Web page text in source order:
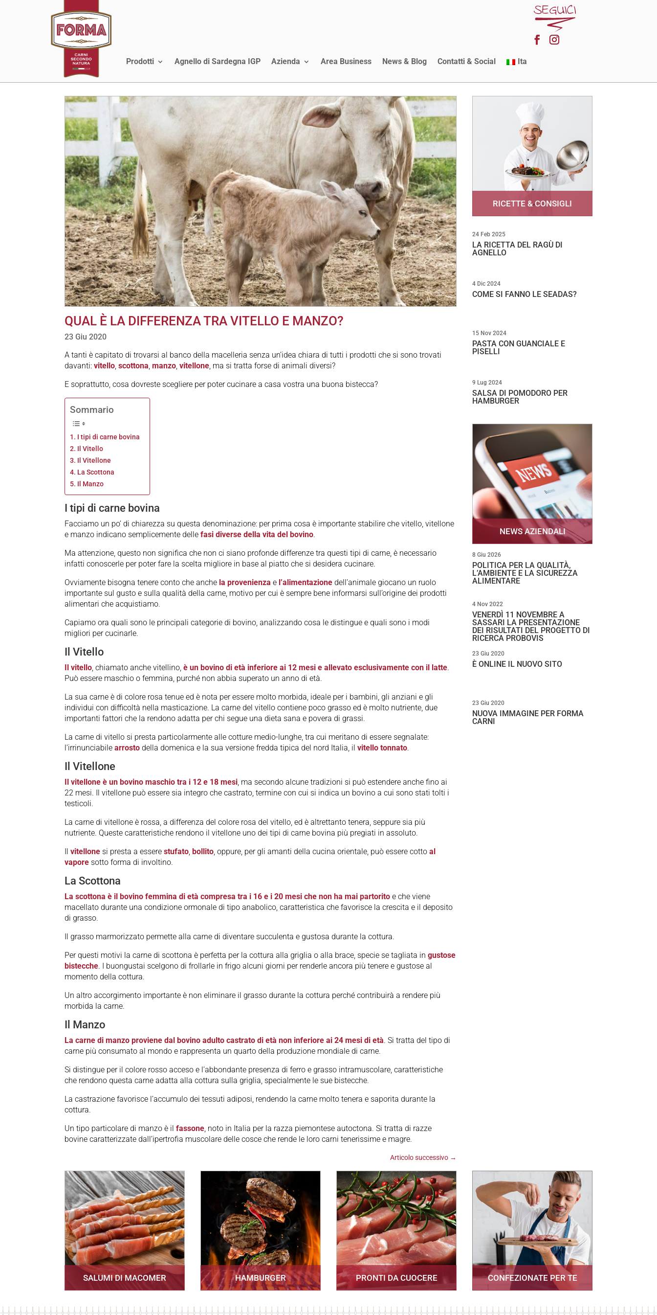
Prodotti Agnello di Sardegna IGP Azienda Area Business News & Blog Contatti & Social Ita
QUAL È LA DIFFERENZA TRA VITELLO E MANZO?
23 Giu 2020
A tanti è capitato di trovarsi al banco della macelleria senza un’idea chiara di tutti i prodotti che si sono trovati
davanti: vitello scottona manzo vitellone , ma si tratta forse di animali diversi?
E soprattutto, cosa dovreste scegliere per poter cucinare a casa vostra una buona bistecca?
Sommario
I tipi di carne bovina
Il Vitello
Il Vitellone
La Scottona
Il Manzo
I tipi di carne bovina
Facciamo un po’ di chiarezza su questa denominazione: per prima cosa è importante stabilire che vitello, vitellone
e manzo indicano semplicemente delle fasi diverse della vita del bovino.
Ma attenzione, questo non significa che non ci siano profonde differenze tra questi tipi di carne, è necessario
infatti conoscerle per poter fare la scelta migliore in base al piatto che si desidera cucinare.
Ovviamente bisogna tenere conto che anche la provenienza e l’alimentazione dell’animale giocano un ruolo
importante sul gusto e sulla qualità della carne, motivo per cui è sempre bene informarsi sull’origine dei prodotti
alimentari che acquistiamo.
Capiamo ora quali sono le principali categorie di bovino, analizzando cosa le distingue e quali sono i modi
migliori per cucinarle.
Il Vitello
Il vitello , chiamato anche vitellino, è un bovino di età inferiore ai 12 mesi e allevato esclusivamente con il latte.
Può essere maschio o femmina, purché non abbia superato un anno di età.
La sua carne è di colore rosa tenue ed è nota per essere molto morbida, ideale per i bambini, gli anziani e gli
individui con difficoltà nella masticazione. La carne del vitello contiene poco grasso ed è molto nutriente, due
importanti fattori che la rendono adatta per chi segue una dieta sana e povera di grassi.
La carne di vitello si presta particolarmente alle cotture medio-lunghe, tra cui meritano di essere segnalate:
l’irrinunciabile arrosto della domenica e la sua versione fredda tipica del nord Italia, il vitello tonnato.
Il Vitellone
Il vitellone è un bovino maschio tra i 12 e 18 mesi , ma secondo alcune tradizioni si può estendere anche fino ai
22 mesi. Il vitellone può essere sia integro che castrato, termine con cui si indica un bovino a cui sono stati tolti i
testicoli.
La carne di vitellone è rossa, a differenza del colore rosa del vitello, ed è altrettanto tenera, seppure sia più
nutriente. Queste caratteristiche rendono il vitellone uno dei tipi di carne bovina più pregiati in assoluto.
Il vitellone si presta a essere stufato bollito , oppure, per gli amanti della cucina orientale, può essere cotto al
vapore sotto forma di involtino.
La Scottona
La scottona è il bovino femmina di età compresa tra i 16 e i 20 mesi che non ha mai partorito e che viene
macellato durante una condizione ormonale di tipo anabolico, caratteristica che favorisce la crescita e il deposito
di grasso.
Il grasso marmorizzato permette alla carne di diventare succulenta e gustosa durante la cottura.
Per questi motivi la carne di scottona è perfetta per la cottura alla griglia o alla brace, specie se tagliata in gustose
bistecche. I buongustai scelgono di frollarle in frigo alcuni giorni per renderle ancora più tenere e gustose al
momento della cottura.
Un altro accorgimento importante è non eliminare il grasso durante la cottura perché contribuirà a rendere più
morbida la carne.
Il Manzo
La carne di manzo proviene dal bovino adulto castrato di età non inferiore ai 24 mesi di età. Si tratta del tipo di
carne più consumato al mondo e rappresenta un quarto della produzione mondiale di carne.
Si distingue per il colore rosso acceso e l’abbondante presenza di ferro e grasso intramuscolare, caratteristiche
che rendono questa carne adatta alla cottura sulla griglia, specialmente le sue bistecche.
La castrazione favorisce l’accumulo dei tessuti adiposi, rendendo la carne molto tenera e saporita durante la
cottura.
Un tipo particolare di manzo è il fassone , noto in Italia per la razza piemontese autoctona. Si tratta di razze
bovine caratterizzate dall’ipertrofia muscolare delle cosce che rende le loro carni tenerissime e magre.
Articolo successivo→
RICETTE & CONSIGLI
LA RICETTA DEL RAGÙ DI
AGNELLO
24 Feb 2025
COME SI FANNO LE SEADAS?
4 Dic 2024
PASTA CON GUANCIALE E
PISELLI
15 Nov 2024
SALSA DI POMODORO PER
HAMBURGER
9 Lug 2024
NEWS AZIENDALI
POLITICA PER LA QUALITÀ,
L’AMBIENTE E LA SICUREZZA
ALIMENTARE
8 Giu 2026
VENERDÌ 11 NOVEMBRE A
SASSARI LA PRESENTAZIONE
DEI RISULTATI DEL PROGETTO DI
RICERCA PROBOVIS
4 Nov 2022
È ONLINE IL NUOVO SITO
23 Giu 2020
NUOVA IMMAGINE PER FORMA
CARNI
23 Giu 2020
SALUMI DI MACOMER HAMBURGER PRONTI DA CUOCERE CONFEZIONATE PER TE